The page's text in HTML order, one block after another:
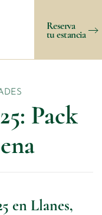
Reserva
tu estancia
Pack
en Llanes,